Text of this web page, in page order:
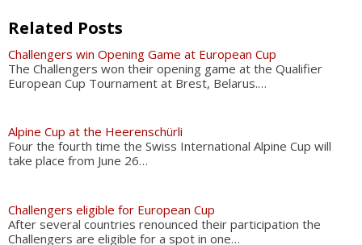
Related Posts
Challengers win Opening Game at European Cup
The Challengers won their opening game at the Qualifier
European Cup Tournament at Brest, Belarus.…
Alpine Cup at the Heerenschürli
Four the fourth time the Swiss International Alpine Cup will
take place from June 26…
Challengers eligible for European Cup
After several countries renounced their participation the
Challengers are eligible for a spot in one…